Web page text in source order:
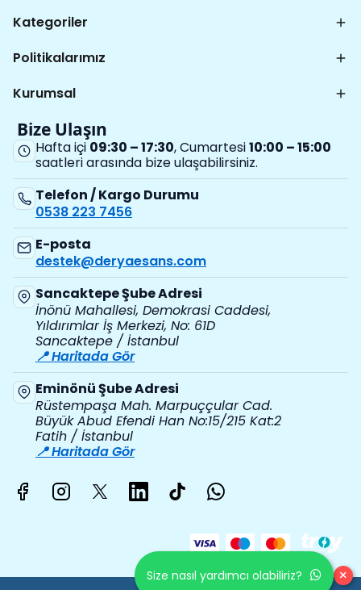
Kategoriler
Politikalarımız
Kurumsal
Bize Ulaşın
Hafta içi 09:30 – 17:30, Cumartesi10:00 – 15:00
saatleri arasında bize ulaşabilirsiniz.
Telefon / Kargo Durumu
0538 223 7456
E-posta
destek@deryaesans.com
Sancaktepe Şube Adresi
İnönü Mahallesi, Demokrasi Caddesi,
Yıldırımlar İş Merkezi, No: 61D
Sancaktepe / İstanbul
📍 Haritada Gör
Eminönü Şube Adresi
Rüstempaşa Mah. Marpuççular Cad.
Büyük Abud Efendi Han No:15/215 Kat:2
Fatih / İstanbul
📍 Haritada Gör
Size nasıl yardımcı olabiliriz? ×